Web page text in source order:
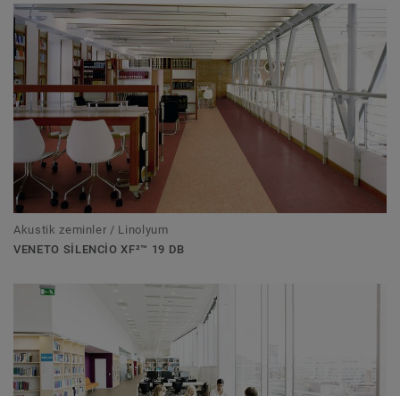
Akustik zeminler / Linolyum
VENETO SILENCIO XF²™ 19 DB